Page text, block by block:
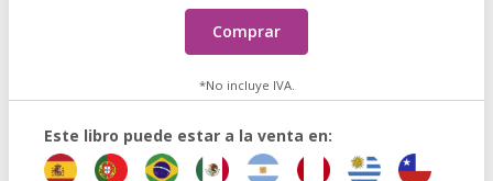
Comprar
*No incluye IVA.
Este libro puede estar a la venta en: